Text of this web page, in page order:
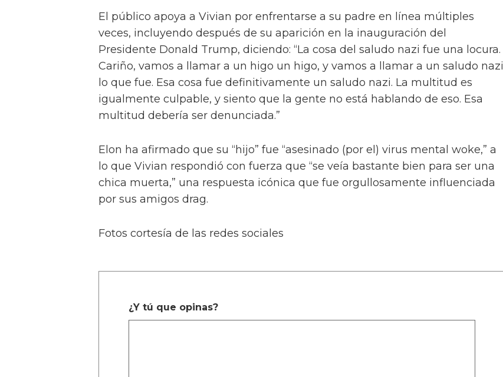
El público apoya a Vivian por enfrentarse a su padre en línea múltiples
veces, incluyendo después de su aparición en la inauguración del
Presidente Donald Trump, diciendo: “La cosa del saludo nazi fue una locura.
Cariño, vamos a llamar a un higo un higo, y vamos a llamar a un saludo nazi
lo que fue. Esa cosa fue definitivamente un saludo nazi. La multitud es
igualmente culpable, y siento que la gente no está hablando de eso. Esa
multitud debería ser denunciada.”
Elon ha afirmado que su “hijo” fue “asesinado (por el) virus mental woke,” a
lo que Vivian respondió con fuerza que “se veía bastante bien para ser una
chica muerta,” una respuesta icónica que fue orgullosamente influenciada
por sus amigos drag.
Fotos cortesía de las redes sociales
¿Y tú que opinas?